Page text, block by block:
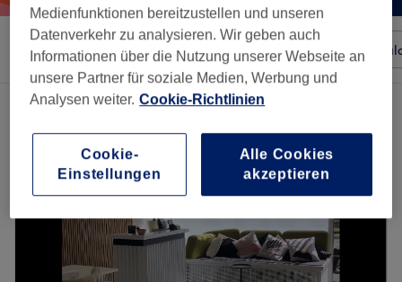
Sortieren nach Beliebiger Preis Besonderheiten
Ein Salon, der anbietet: tiefengewebsmassage in Holweide, Köln
Medienfunktionen bereitzustellen und unseren
Datenverkehr zu analysieren. Wir geben auch
Informationen über die Nutzung unserer Webseite an
unsere Partner für soziale Medien, Werbung und
Analysen weiter. Cookie-Richtlinien
Cookie-
Einstellungen
Alle Cookies
akzeptieren